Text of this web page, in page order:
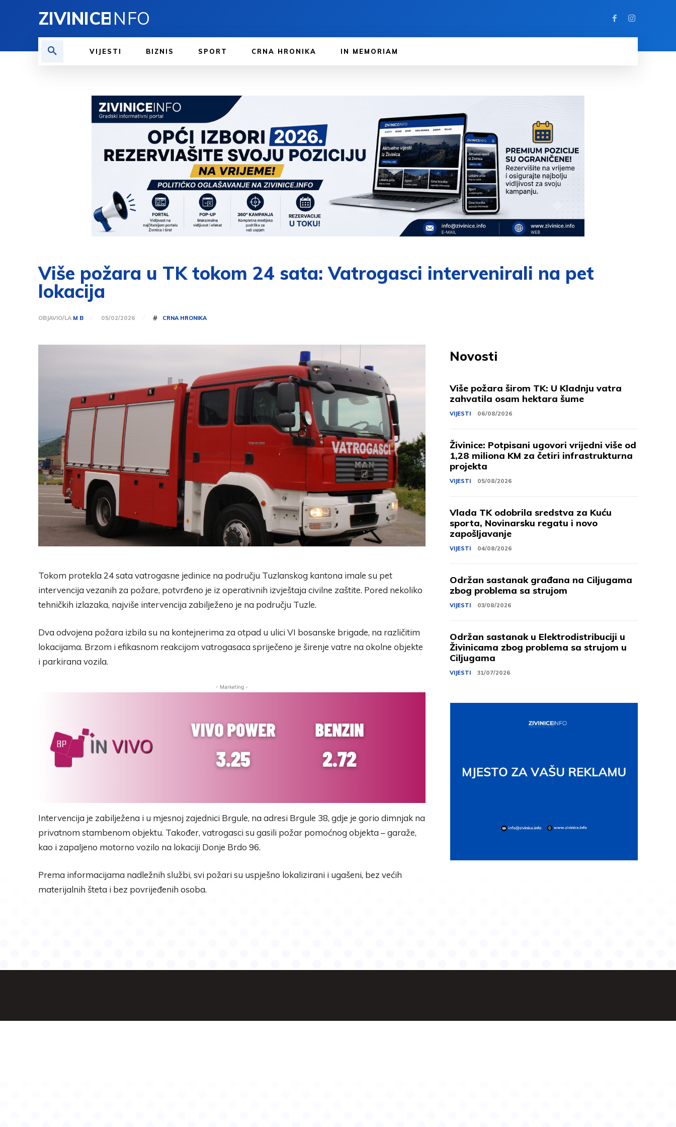
ZIVINICEINFO
VIJESTI BIZNIS SPORT CRNA HRONIKA IN MEMORIAM
Više požara u TK tokom 24 sata: Vatrogasci intervenirali na pet
lokacija
OBJAVIO/LA M B 05/02/2026 # CRNA HRONIKA
Tokom protekla 24 sata vatrogasne jedinice na području Tuzlanskog kantona imale su pet
intervencija vezanih za požare, potvrđeno je iz operativnih izvještaja civilne zaštite. Pored nekoliko
tehničkih izlazaka, najviše intervencija zabilježeno je na području Tuzle.
Dva odvojena požara izbila su na kontejnerima za otpad u ulici VI bosanske brigade, na različitim
lokacijama. Brzom i efikasnom reakcijom vatrogasaca spriječeno je širenje vatre na okolne objekte
i parkirana vozila.
- Marketing -
Intervencija je zabilježena i u mjesnoj zajednici Brgule, na adresi Brgule 38, gdje je gorio dimnjak na
privatnom stambenom objektu. Također, vatrogasci su gasili požar pomoćnog objekta – garaže,
kao i zapaljeno motorno vozilo na lokaciji Donje Brdo 96.
Prema informacijama nadležnih službi, svi požari su uspješno lokalizirani i ugašeni, bez većih
materijalnih šteta i bez povrijeđenih osoba.
Novosti
Više požara širom TK: U Kladnju vatra
zahvatila osam hektara šume
VIJESTI 06/08/2026
Živinice: Potpisani ugovori vrijedni više od
1,28 miliona KM za četiri infrastrukturna
projekta
VIJESTI 05/08/2026
Vlada TK odobrila sredstva za Kuću
sporta, Novinarsku regatu i novo
zapošljavanje
VIJESTI 04/08/2026
Održan sastanak građana na Ciljugama
zbog problema sa strujom
VIJESTI 03/08/2026
Održan sastanak u Elektrodistribuciji u
Živinicama zbog problema sa strujom u
Ciljugama
VIJESTI 31/07/2026